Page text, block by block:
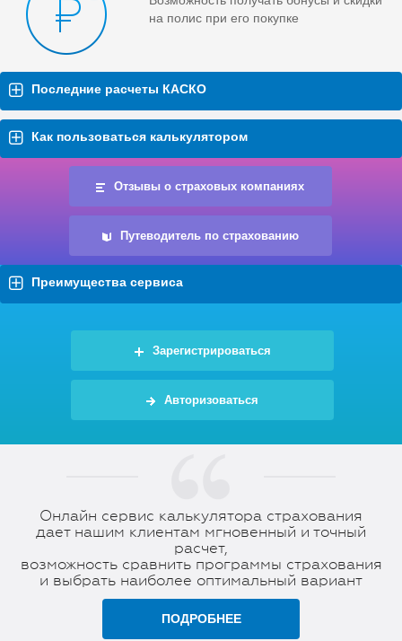
на полис при его покупке
Последние расчеты КАСКО
Как пользоваться калькулятором
Отзывы о страховых компаниях
Путеводитель по страхованию
Преимущества сервиса
Зарегистрироваться
Авторизоваться
Онлайн сервис калькулятора страхования
дает нашим клиентам мгновенный и точный
расчет,
возможность сравнить программы страхования
и выбрать наиболее оптимальный вариант
ПОДРОБНЕЕ